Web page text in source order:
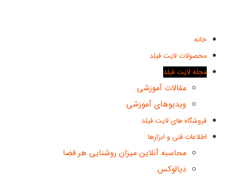
خانه
محصولات لایت فیلد
مجله لایت فیلد
مقالات آموزشی
ویدیوهای آموزشی
فروشگاه های لایت فیلد
اطلاعات فنی و ابزارها
محاسبه آنلاین میزان روشنایی هر فضا
دیالوکس